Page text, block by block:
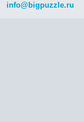
info@bigpuzzle.ru